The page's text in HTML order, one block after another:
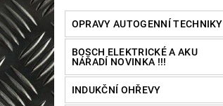
OPRAVY AUTOGENNÍ TECHNIKY
BOSCH ELEKTRICKÉ A AKU
NÁŘADÍ NOVINKA !!!
INDUKČNÍ OHŘEVY